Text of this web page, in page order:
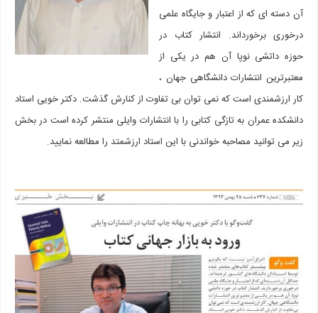
آن دسته ای که از اعتبار و جایگاه علمی
درخوری برخورداند. انتشار کتاب در
حوزه داتشی نوپا آن هم در یکی از
معتبرترین انتشارات دانشگاهی جهان ،
کار ارزشمندی است که نمی توان بی تفاوت از کنارش گذشت. دکتر خویی استاد
دانشکده عمران به تازگی کتابی را با انتشارات وایلی منتشر کرده است در بخش
زیر می توانید مصاحبه خواندنی با این استاد ارزشمتد را مطالعه نمایید.